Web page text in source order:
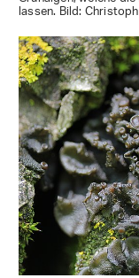
lassen. Bild: